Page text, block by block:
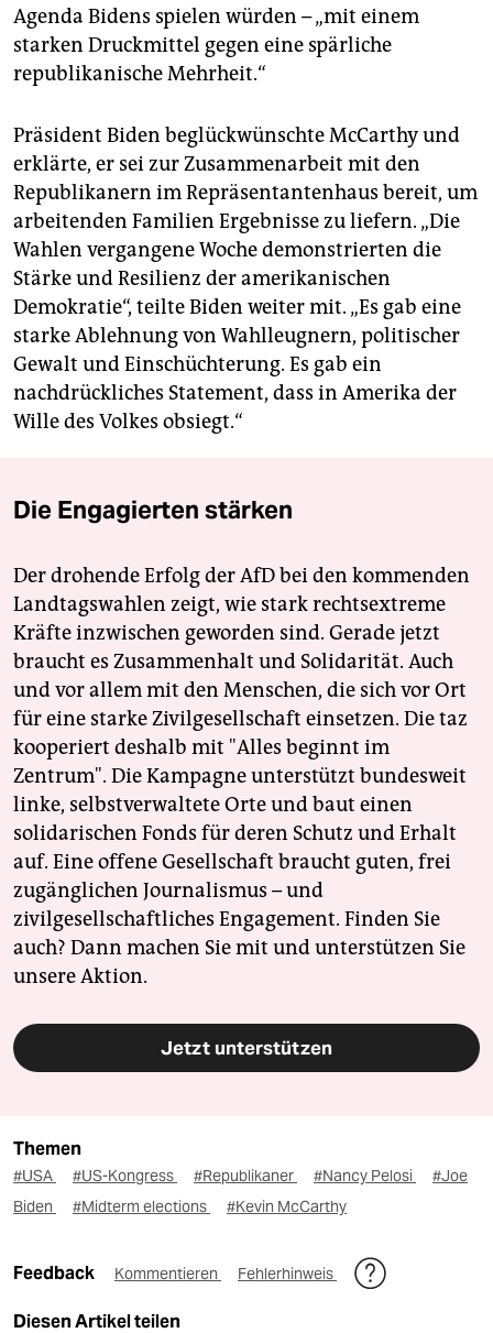
Agenda Bidens spielen würden – „mit einem
starken Druckmittel gegen eine spärliche
republikanische Mehrheit.“
Präsident Biden beglückwünschte McCarthy und
erklärte, er sei zur Zusammenarbeit mit den
Republikanern im Repräsentantenhaus bereit, um
arbeitenden Familien Ergebnisse zu liefern. „Die
Wahlen vergangene Woche demonstrierten die
Stärke und Resilienz der amerikanischen
Demokratie“, teilte Biden weiter mit. „Es gab eine
starke Ablehnung von Wahlleugnern, politischer
Gewalt und Einschüchterung. Es gab ein
nachdrückliches Statement, dass in Amerika der
Wille des Volkes obsiegt.“
Die Engagierten stärken
Der drohende Erfolg der AfD bei den kommenden
Landtagswahlen zeigt, wie stark rechtsextreme
Kräfte inzwischen geworden sind. Gerade jetzt
braucht es Zusammenhalt und Solidarität. Auch
und vor allem mit den Menschen, die sich vor Ort
für eine starke Zivilgesellschaft einsetzen. Die taz
kooperiert deshalb mit "Alles beginnt im
Zentrum". Die Kampagne unterstützt bundesweit
linke, selbstverwaltete Orte und baut einen
solidarischen Fonds für deren Schutz und Erhalt
auf. Eine offene Gesellschaft braucht guten, frei
zugänglichen Journalismus – und
zivilgesellschaftliches Engagement. Finden Sie
auch? Dann machen Sie mit und unterstützen Sie
unsere Aktion.
Jetzt unterstützen
Themen
#USA #US-Kongress #Republikaner #Nancy Pelosi
#Joe
Biden
#Midterm elections #Kevin McCarthy
Feedback Kommentieren Fehlerhinweis
Diesen Artikel teilen